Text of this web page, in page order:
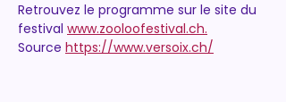
Retrouvez le programme sur le site du
festival www.zooloofestival.ch.
Source https://www.versoix.ch/